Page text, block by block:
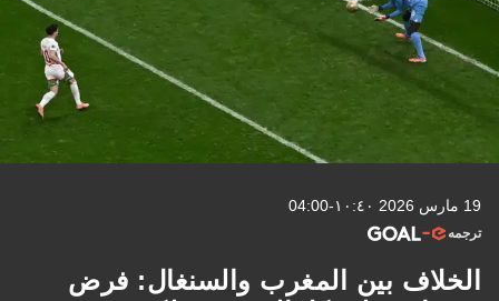
19 مارس 2026 ١٠:٤٠-04:00
ترجمه
الخلاف بين المغرب والسنغال: فرض